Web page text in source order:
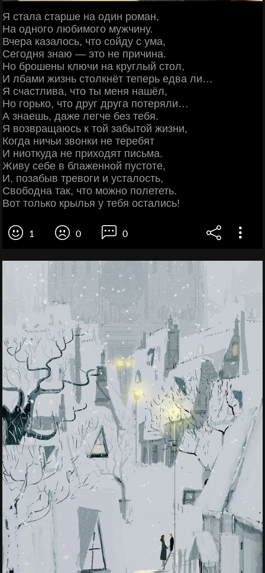
Я стала старше на один роман,
На одного любимого мужчину.
Вчера казалось, что сойду с ума,
Сегодня знаю — это не причина.
Но брошены ключи на круглый стол,
И лбами жизнь столкнёт теперь едва ли…
Я счастлива, что ты меня нашёл,
Но горько, что друг друга потеряли…
А знаешь, даже легче без тебя.
Я возвращаюсь к той забытой жизни,
Когда ничьи звонки не теребят
И ниоткуда не приходят письма.
Живу себе в блаженной пустоте,
И, позабыв тревоги и усталость,
Свободна так, что можно полететь.
Вот только крылья у тебя остались!
1 0 0